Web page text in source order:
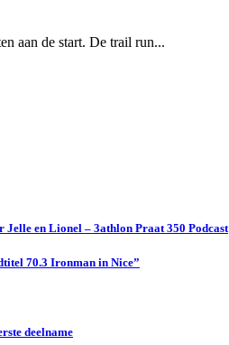
aan de start. De trail run...
en Lionel – 3athlon Praat 350 Podcast
70.3 Ironman in Nice”
deelname